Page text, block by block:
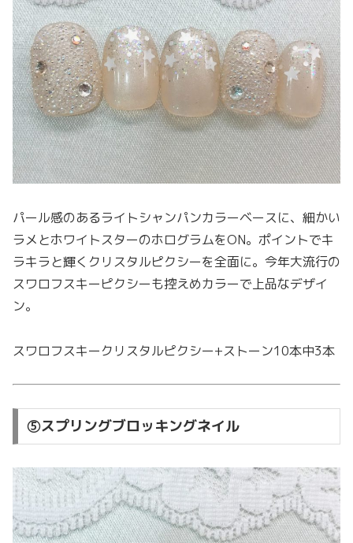
パール感のあるライトシャンパンカラーベースに、細かい
ラメとホワイトスターのホログラムをON。ポイントでキ
ラキラと輝くクリスタルピクシーを全面に。今年大流行の
スワロフスキーピクシーも控えめカラーで上品なデザイ
ン。
スワロフスキークリスタルピクシー+ストーン10本中3本
⑤スプリングブロッキングネイル